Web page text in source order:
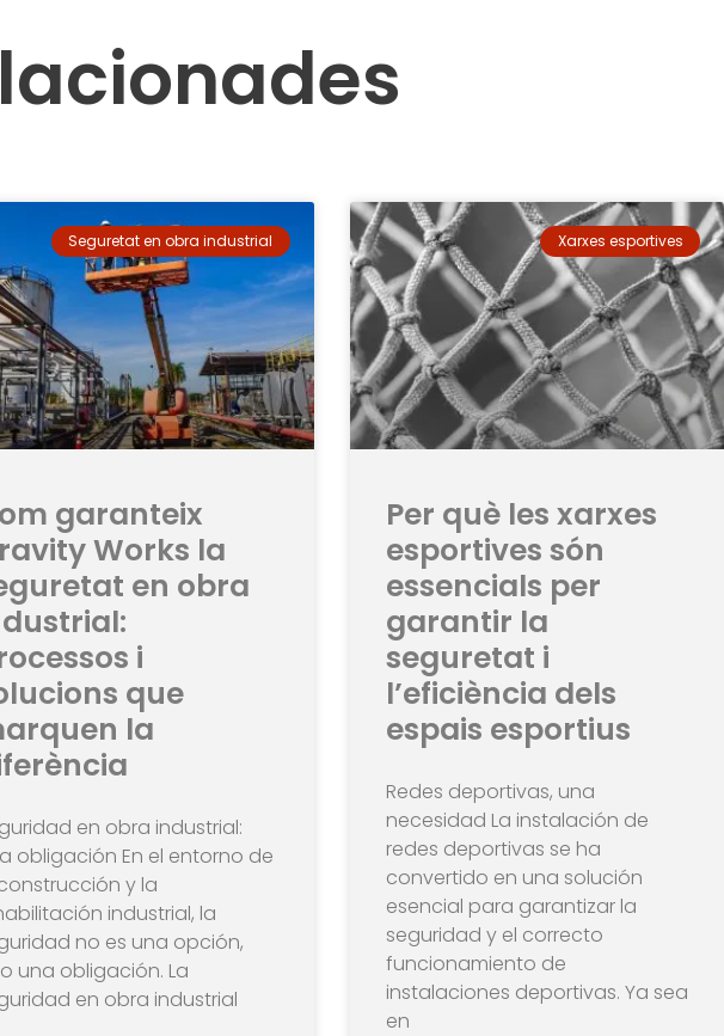
Seguretat en obra industrial
garanteix
Works la
en obra
i
que
la
en obra industrial:
obligación En el entorno de
y la
industrial, la
no es una opción,
una obligación. La
en obra industrial
Xarxes esportives
Per què les xarxes
esportives són
essencials per
garantir la
seguretat i
l’eficiència dels
espais esportius
Redes deportivas, una
necesidad La instalación de
redes deportivas se ha
convertido en una solución
esencial para garantizar la
seguridad y el correcto
funcionamiento de
instalaciones deportivas. Ya sea
en